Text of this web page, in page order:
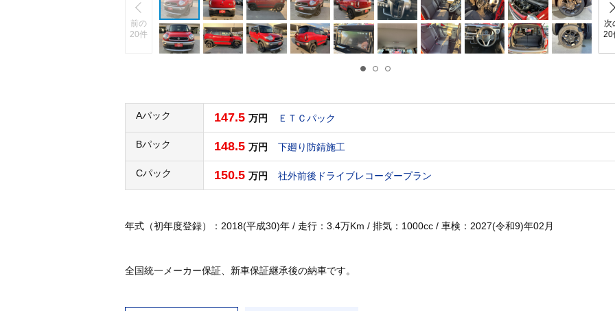
前の
20件
次
20
Aパック 147.5 万円 ＥＴＣパック
Bパック 148.5 万円 下廻り防錆施工
Cパック 150.5 万円 社外前後ドライブレコーダープラン
年式（初年度登録）：2018(平成30)年 / 走行：3.4万Km / 排気：1000cc / 車検：2027(令和9)年02月
全国統一メーカー保証、新車保証継承後の納車です。